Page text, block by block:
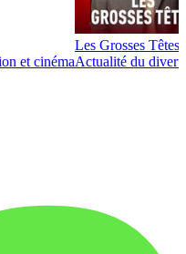
et cinéma
Les Grosses Têtes
Actualité du